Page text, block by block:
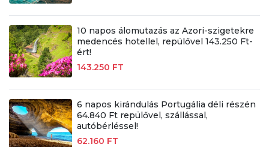
10 napos álomutazás az Azori-szigetekre
medencés hotellel, repülővel 143.250 Ft-
ért!
143.250 FT
6 napos kirándulás Portugália déli részén
64.840 Ft repülővel, szállással,
autóbérléssel!
62.160 FT